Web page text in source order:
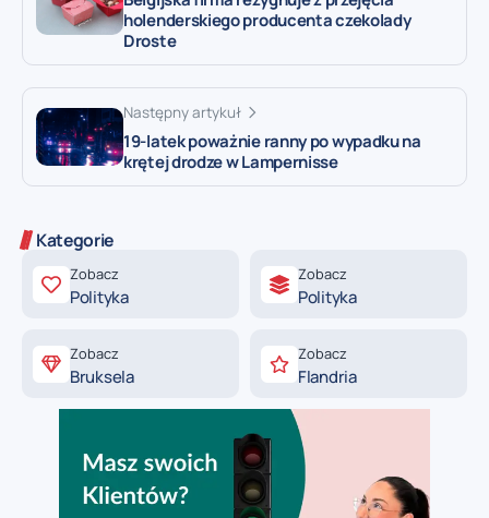
holenderskiego producenta czekolady
Droste
Następny artykuł
19-latek poważnie ranny po wypadku na
krętej drodze w Lampernisse
Kategorie
Zobacz
Polityka
Zobacz
Polityka
Zobacz
Bruksela
Zobacz
Flandria